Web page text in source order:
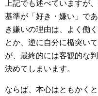
上記でも述べていますが
基準が「好き・嫌い」で
き嫌いの理由は、よく働
とか、逆に自分に楯突い
が、最終的には客観的な
決めてしまいます。
ならば、本心はともかく